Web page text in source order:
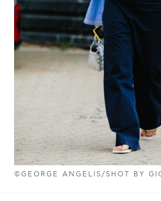
©GEORGE ANGELIS/SHOT BY